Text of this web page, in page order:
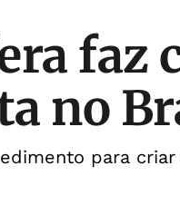
faz
no
para